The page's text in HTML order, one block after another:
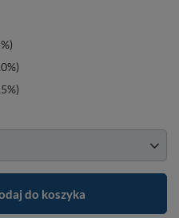
do koszyka
%)
%)
%)